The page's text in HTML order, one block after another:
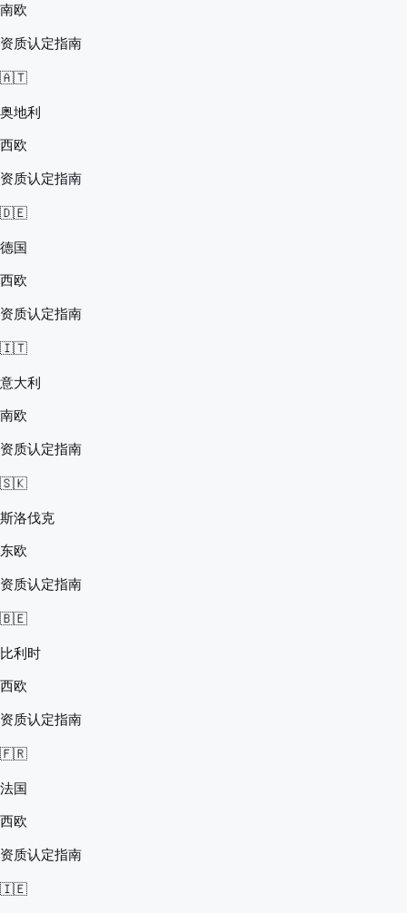
南欧
资质认定指南
🇦🇹
奥地利
西欧
资质认定指南
🇩🇪
德国
西欧
资质认定指南
🇮🇹
意大利
南欧
资质认定指南
🇸🇰
斯洛伐克
东欧
资质认定指南
🇧🇪
比利时
西欧
资质认定指南
🇫🇷
法国
西欧
资质认定指南
🇮🇪